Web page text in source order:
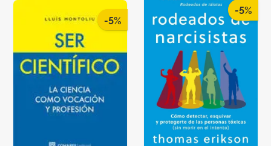
-5%
-5%